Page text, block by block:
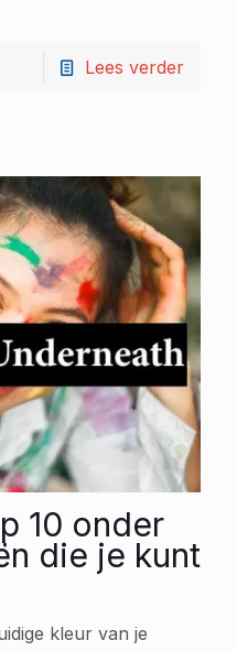
Lees verder
10 onder
die je kunt
kleur van je